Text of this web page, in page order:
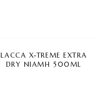
LACCA X-TREME EXTRA
DRY NIAMH 500ML